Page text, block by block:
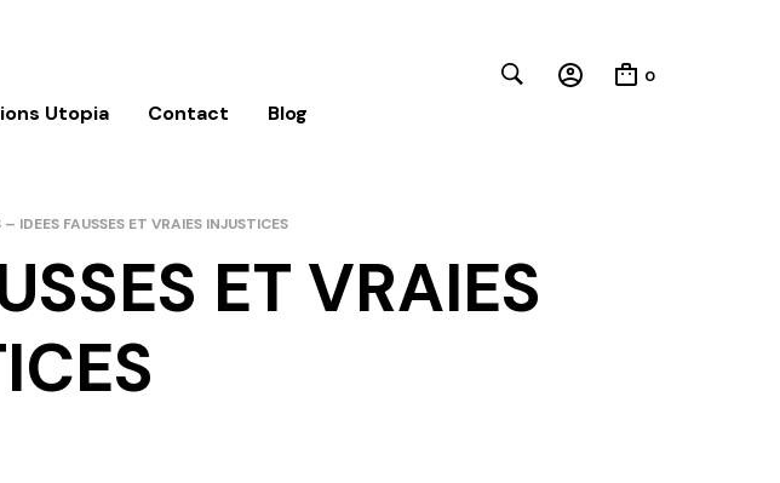
Utopia Contact Blog
0
IDEES FAUSSES ET VRAIES INJUSTICES
ET VRAIES